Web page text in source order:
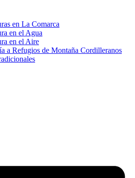
en La Comarca
en el Agua
en el Aire
a Refugios de Montaña Cordilleranos